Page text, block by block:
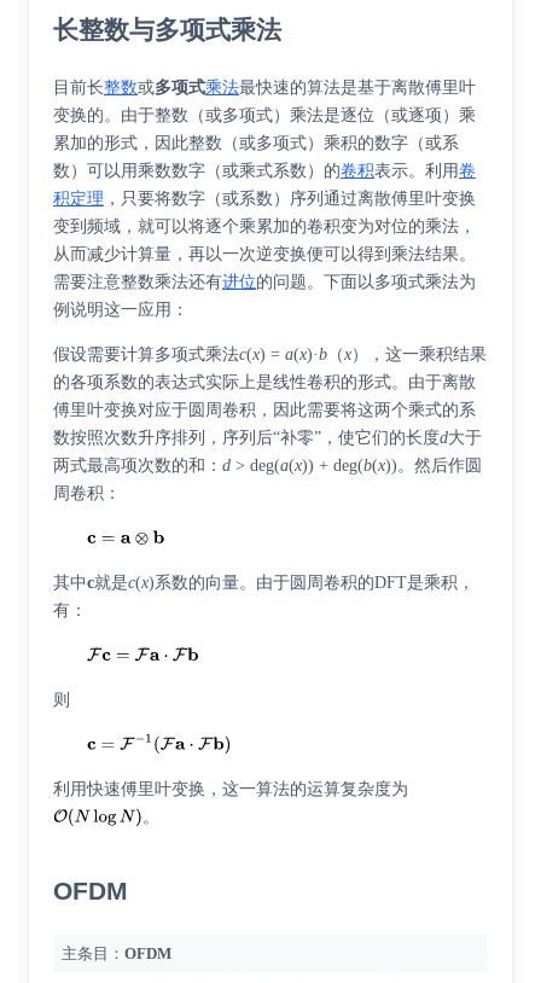
长整数与多项式乘法
目前长整数或多项式乘法最快速的算法是基于离散傅里叶
变换的。由于整数（或多项式）乘法是逐位（或逐项）乘
累加的形式，因此整数（或多项式）乘积的数字（或系
数）可以用乘数数字（或乘式系数）的卷积表示。利用卷
积定理 ，只要将数字（或系数）序列通过离散傅里叶变换
变到频域，就可以将逐个乘累加的卷积变为对位的乘法，
从而减少计算量，再以一次逆变换便可以得到乘法结果。
需要注意整数乘法还有进位的问题。下面以多项式乘法为
例说明这一应用：
假设需要计算多项式乘法c(x) = a(x)·b （x），这一乘积结果
的各项系数的表达式实际上是线性卷积的形式。由于离散
傅里叶变换对应于圆周卷积，因此需要将这两个乘式的系
数按照次数升序排列，序列后“补零”，使它们的长度d大于
两式最高项次数的和： d > deg(a(x)) + deg(b(x))。然后作圆
周卷积：
其中c就是c(x)系数的向量。由于圆周卷积的DFT是乘积，
有：
则
利用快速傅里叶变换，这一算法的运算复杂度为
。
OFDM
主条目： OFDM